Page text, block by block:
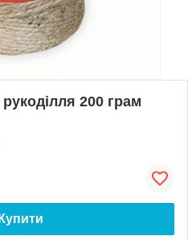
200 грам
Купити